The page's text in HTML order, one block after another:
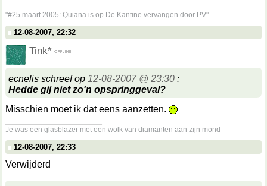
"#25 maart 2005: Quiana is op De Kantine vervangen door PV"
12-08-2007, 22:32
Tink*
ecnelis schreef op 12-08-2007 @ 23:30 :
Hedde gij niet zo'n opspringgeval?
Misschien moet ik dat eens aanzetten.
Je was een glasblazer met een wolk van diamanten aan zijn mond
12-08-2007, 22:33
Verwijderd